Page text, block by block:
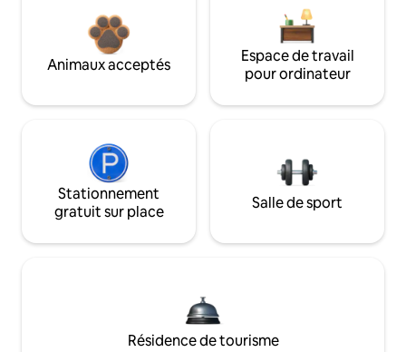
Animaux acceptés
Espace de travail
pour ordinateur
Stationnement
gratuit sur place
Salle de sport
Résidence de tourisme